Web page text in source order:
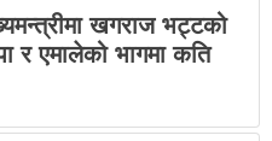
खगराज भट्टको
र एमालेको भागमा कति